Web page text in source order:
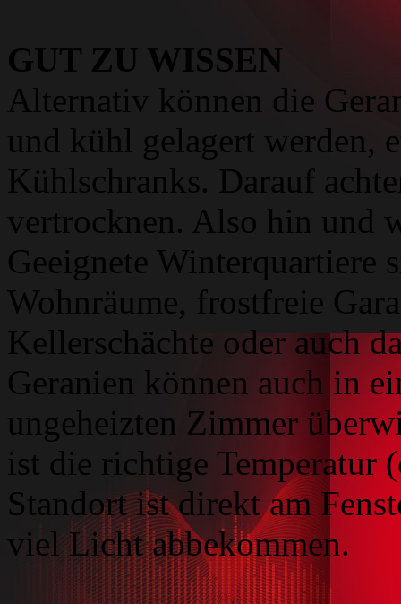
GUT ZU WISSEN
Alternativ können die
und kühl gelagert werden,
Kühlschranks. Darauf
vertrocknen. Also hin und
Geeignete Winterquartiere
Wohnräume, frostfreie
Kellerschächte oder auch
Geranien können auch in
ungeheizten Zimmer
ist die richtige Temperatur
Standort ist direkt am
viel Licht abbekommen.